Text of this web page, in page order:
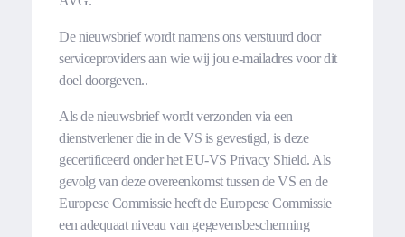
De nieuwsbrief wordt namens ons verstuurd door
serviceproviders aan wie wij jou e-mailadres voor dit
doel doorgeven..
Als de nieuwsbrief wordt verzonden via een
dienstverlener die in de VS is gevestigd, is deze
gecertificeerd onder het EU-VS Privacy Shield. Als
gevolg van deze overeenkomst tussen de VS en de
Europese Commissie heeft de Europese Commissie
een adequaat niveau van gegevensbescherming